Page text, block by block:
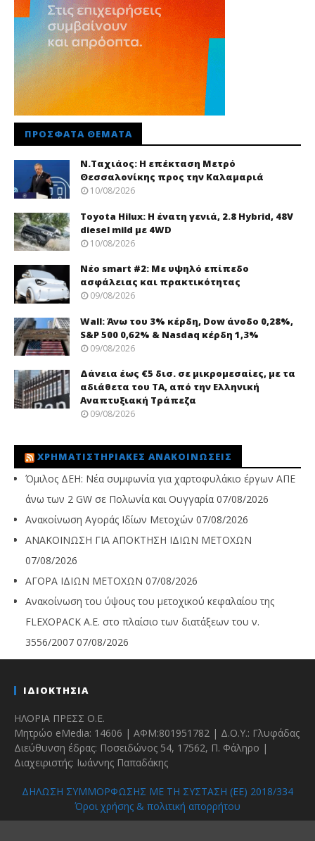
ΠΡΌΣΦΑΤΑ ΘΈΜΑΤΑ
Ν.Ταχιάος: Η επέκταση Μετρό
Θεσσαλονίκης προς την Καλαμαριά
10/08/2026
Toyota Hilux: Η ένατη γενιά, 2.8 Hybrid, 48V
diesel mild με 4WD
10/08/2026
Νέo smart #2: Με υψηλό επίπεδο
ασφάλειας και πρακτικότητας
09/08/2026
Wall: Άνω του 3% κέρδη, Dow άνοδο 0,28%,
S&P 500 0,62% & Nasdaq κέρδη 1,3%
09/08/2026
Δάνεια έως €5 δισ. σε μικρομεσαίες, με τα
αδιάθετα του ΤΑ, από την Ελληνική
Αναπτυξιακή Τράπεζα
09/08/2026
ΧΡΗΜΑΤΙΣΤΗΡΙΑΚΈΣ ΑΝΑΚΟΙΝΏΣΕΙΣ
Όμιλος ΔΕΗ: Νέα συμφωνία για χαρτοφυλάκιο έργων ΑΠΕ
άνω των 2 GW σε Πολωνία και Ουγγαρία 07/08/2026
Ανακοίνωση Αγοράς Ιδίων Μετοχών 07/08/2026
ΑΝΑΚΟΙΝΩΣΗ ΓΙΑ ΑΠΟΚΤΗΣΗ ΙΔΙΩΝ ΜΕΤΟΧΩΝ
07/08/2026
ΑΓΟΡΑ ΙΔΙΩΝ ΜΕΤΟΧΩΝ 07/08/2026
Ανακοίνωση του ύψους του μετοχικού κεφαλαίου της
FLEXOPACK A.E. στο πλαίσιο των διατάξεων του ν.
3556/2007 07/08/2026
ΙΔΙΟΚΤΗΣΙΑ
ΗΛΟΡΙΑ ΠΡΕΣΣ Ο.Ε.
Μητρώο eMedia: 14606 | ΑΦΜ:801951782 | Δ.Ο.Υ.: Γλυφάδας
Διεύθυνση έδρας: Ποσειδώνος 54, 17562, Π. Φάληρο |
Διαχειριστής: Ιωάννης Παπαδάκης
ΔΗΛΩΣΗ ΣΥΜΜΟΡΦΩΣΗΣ ΜΕ ΤΗ ΣΥΣΤΑΣΗ (ΕΕ) 2018/334
Όροι χρήσης & πολιτική απορρήτου